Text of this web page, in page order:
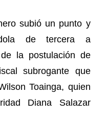
subió un punto y
de tercera a
la postulación de
subrogante que
Toainga, quien
Diana Salazar